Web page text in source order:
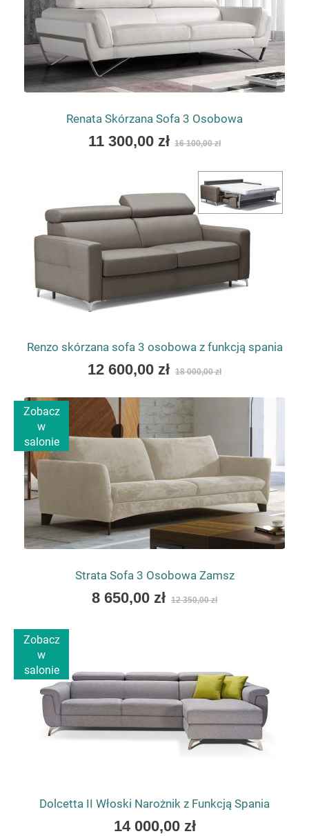
Renata Skórzana Sofa 3 Osobowa
As
11 300,00 zł 16 100,00 zł
Renzo skórzana sofa 3 osobowa z funkcją spania
As
as
12 600,00 zł 18 000,00 zł
Zobacz
w
salonie
Strata Sofa 3 Osobowa Zamsz
As
8 650,00 zł 12 350,00 zł
Zobacz
w
salonie
Dolcetta II Włoski Narożnik z Funkcją Spania
As
14 000,00 zł